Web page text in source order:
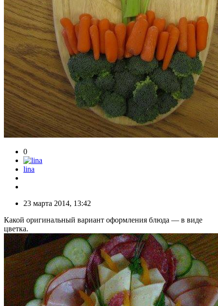
0
lina
23 марта 2014, 13:42
Какой оригинальный вариант оформления блюда — в виде
цветка.